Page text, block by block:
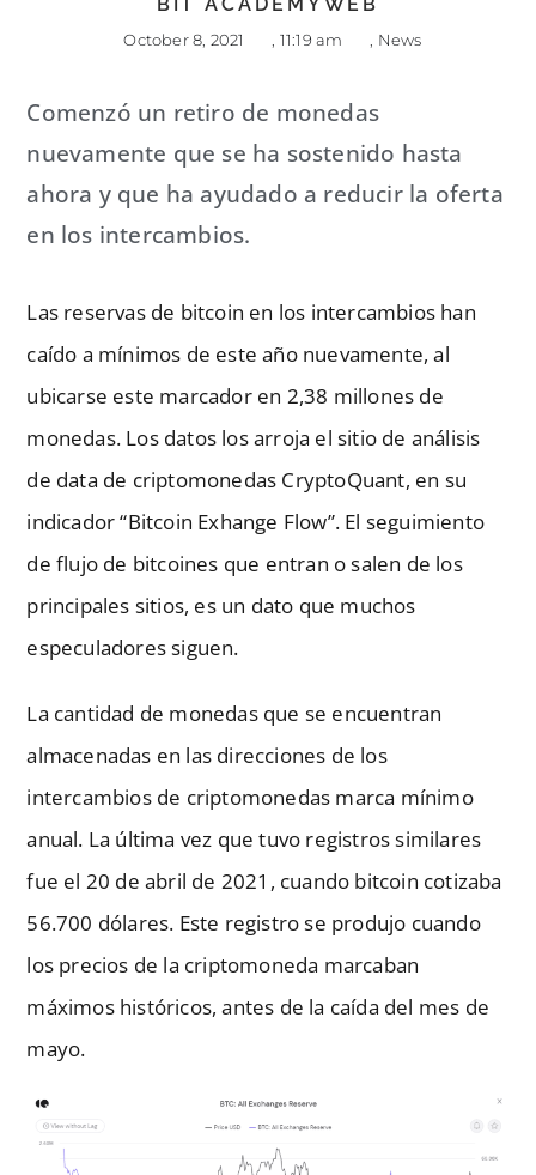
October 8, 2021 11:19 am News
Comenzó un retiro de monedas
nuevamente que se ha sostenido hasta
ahora y que ha ayudado a reducir la oferta
en los intercambios.
Las reservas de bitcoin en los intercambios han
caído a mínimos de este año nuevamente, al
ubicarse este marcador en 2,38 millones de
monedas. Los datos los arroja el sitio de análisis
de data de criptomonedas CryptoQuant, en su
indicador “Bitcoin Exhange Flow”. El seguimiento
de flujo de bitcoines que entran o salen de los
principales sitios, es un dato que muchos
especuladores siguen.
La cantidad de monedas que se encuentran
almacenadas en las direcciones de los
intercambios de criptomonedas marca mínimo
anual. La última vez que tuvo registros similares
fue el 20 de abril de 2021, cuando bitcoin cotizaba
56.700 dólares. Este registro se produjo cuando
los precios de la criptomoneda marcaban
máximos históricos, antes de la caída del mes de
mayo.